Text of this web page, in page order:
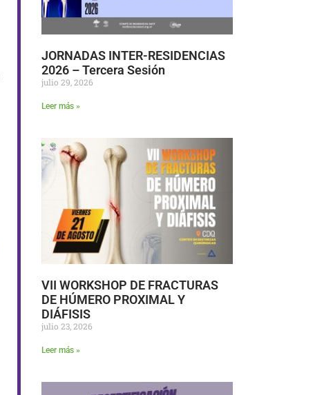
JORNADAS INTER-RESIDENCIAS
2026 – Tercera Sesión
julio 29, 2026
Leer más »
VII WORKSHOP DE FRACTURAS
DE HÚMERO PROXIMAL Y
DIÁFISIS
julio 23, 2026
Leer más »